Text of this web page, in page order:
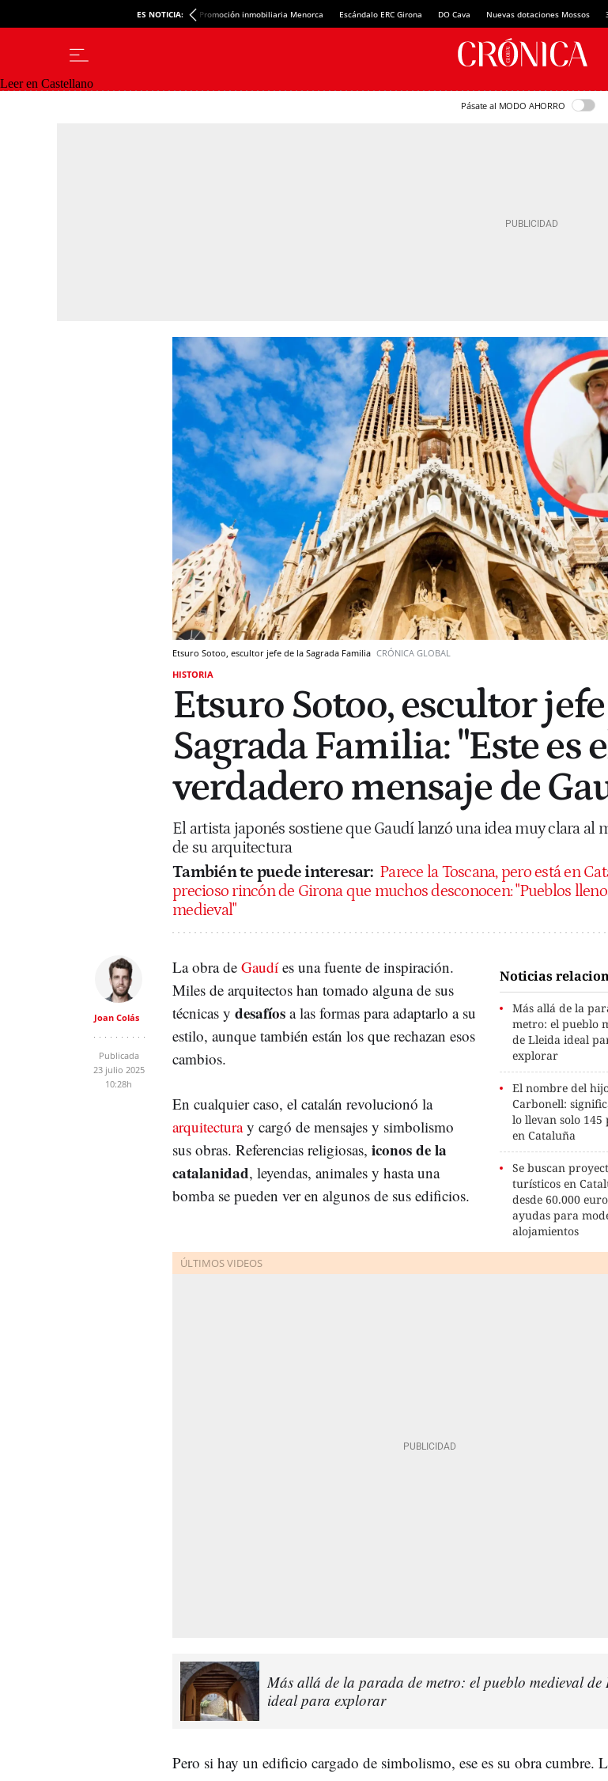
ES NOTICIA: Promoción inmobiliaria Menorca Escándalo ERC Girona DO Cava Nuevas dotaciones Mossos
Leer en Castellano
Pásate al MODO AHORRO
Etsuro Sotoo, escultor jefe de la Sagrada Familia CRÓNICA GLOBAL
HISTORIA
Etsuro Sotoo, escultor
Sagrada Familia: "Este es
verdadero mensaje de
El artista japonés sostiene que Gaudí lanzó una idea muy clara al
de su arquitectura
También te puede interesar: Parece la Toscana, pero está en
precioso rincón de Girona que muchos desconocen: "Pueblos
medieval"
Joan Colás
Publicada
23 julio 2025
10:28h
Noticias
Más allá de la
metro: el pueblo
de Lleida ideal
explorar
El nombre del
Carbonell:
lo llevan solo 145
en Cataluña
Se buscan
turísticos en
desde 60.000
ayudas para
alojamientos
La obra de Gaudíes una fuente de inspiración.
Miles de arquitectos han tomado alguna de sus
técnicas y desafíos a las formas para adaptarlo a su
estilo, aunque también están los que rechazan esos
cambios.
En cualquier caso, el catalán revolucionó la
arquitecturay cargó de mensajes y simbolismo
sus obras. Referencias religiosas, iconos de la
catalanidad, leyendas, animales y hasta una
bomba se pueden ver en algunos de sus edificios.
Más allá de la parada de metro: el pueblo medieval de
ideal para explorar
Pero si hay un edificio cargado de simbolismo, ese es su obra cumbre.